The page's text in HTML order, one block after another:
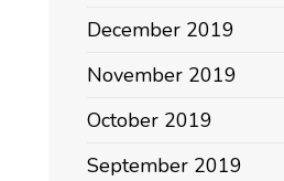
December 2019
November 2019
October 2019
September 2019